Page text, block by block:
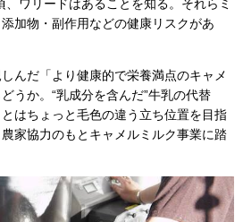
、ワリードはあることを知る。それらミ
加物・副作用などの健康リスクがあ
んだ「より健康的で栄養満点のキャメ
うか。“乳成分を含んだ”牛乳の代替
はちょっと毛色の違う立ち位置を目指
家協力のもとキャメルミルク事業に踏